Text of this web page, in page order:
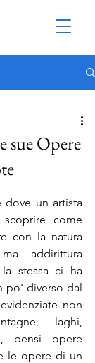
sue Opere
5.
dove un artista
come
con la natura
addirittura
stessa ci ha
po' diverso dal
non
laghi,
bensì opere
le opere di un